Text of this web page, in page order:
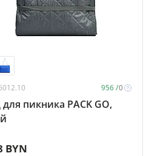
956 /0
пикника PACK GO,
BYN